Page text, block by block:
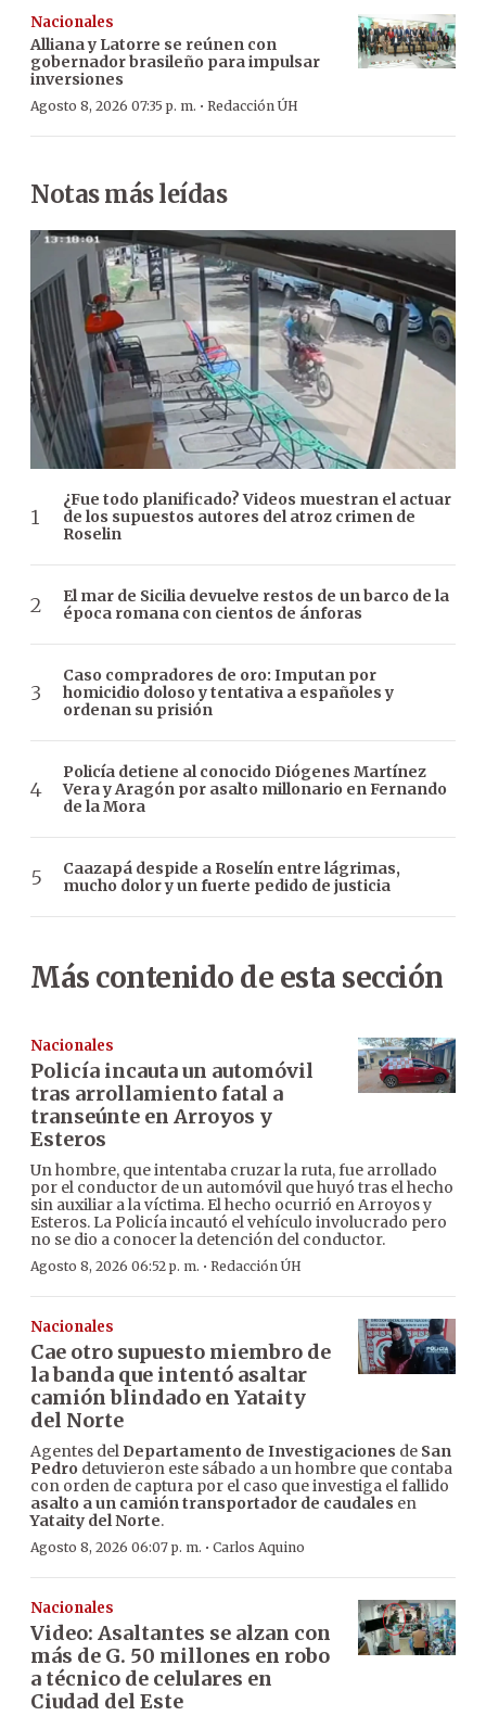
Nacionales
Alliana y Latorre se reúnen con
gobernador brasileño para impulsar
inversiones
Agosto 8, 2026 07:35 p. m. · Redacción ÚH
Notas más leídas
¿Fue todo planificado? Videos muestran el actuar
de los supuestos autores del atroz crimen de
Roselin
El mar de Sicilia devuelve restos de un barco de la
época romana con cientos de ánforas
Caso compradores de oro: Imputan por
homicidio doloso y tentativa a españoles y
ordenan su prisión
Policía detiene al conocido Diógenes Martínez
Vera y Aragón por asalto millonario en Fernando
de la Mora
Caazapá despide a Roselín entre lágrimas,
mucho dolor y un fuerte pedido de justicia
Más contenido de esta sección
Nacionales
Policía incauta un automóvil
tras arrollamiento fatal a
transeúnte en Arroyos y
Esteros
Un hombre, que intentaba cruzar la ruta, fue arrollado
por el conductor de un automóvil que huyó tras el hecho
sin auxiliar a la víctima. El hecho ocurrió en Arroyos y
Esteros. La Policía incautó el vehículo involucrado pero
no se dio a conocer la detención del conductor.
Agosto 8, 2026 06:52 p. m. · Redacción ÚH
Nacionales
Cae otro supuesto miembro de
la banda que intentó asaltar
camión blindado en Yataity
del Norte
Agentes del Departamento de Investigaciones de San
Pedro detuvieron este sábado a un hombre que contaba
con orden de captura por el caso que investiga el fallido
asalto a un camión transportador de caudales en
Yataity del Norte.
Agosto 8, 2026 06:07 p. m. · Carlos Aquino
Nacionales
Video: Asaltantes se alzan con
más de G. 50 millones en robo
a técnico de celulares en
Ciudad del Este